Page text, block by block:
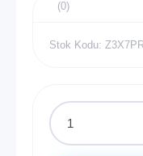
(0)
Stok Kodu: